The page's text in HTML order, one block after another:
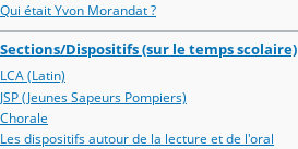
Qui était Yvon Morandat ?
Sections/Dispositifs (sur le temps scolaire)
LCA (Latin)
JSP (Jeunes Sapeurs Pompiers)
Chorale
Les dispositifs autour de la lecture et de l'oral